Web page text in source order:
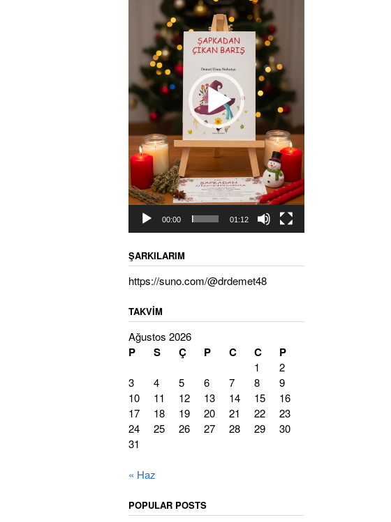
00:00 01:12
ŞARKILARIM
https://suno.com/@drdemet48
TAKVIM
Ağustos 2026
P S Ç P C C P
1
2
3
4 5 6 7 8
9
10
11 12 13 14 15
16
17
18 19 20 21 22
23
24
25 26 27 28 29
30
31
« Haz
POPULAR POSTS